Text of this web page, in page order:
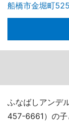
船橋市金堀町525
ふなばしアンデ
457-6661）の子